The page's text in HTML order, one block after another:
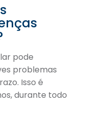
pode
problemas
Isso é
durante todo